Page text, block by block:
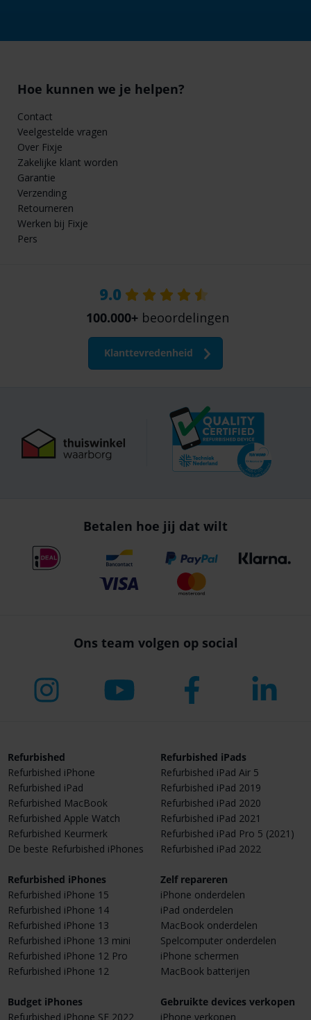
Hoe kunnen we je helpen?
Contact
Veelgestelde vragen
Over Fixje
Zakelijke klant worden
Garantie
Verzending
Retourneren
Werken bij Fixje
Pers
9.0
100.000+ beoordelingen
Klanttevredenheid
Betalen hoe jij dat wilt
Ons team volgen op social
Refurbished
Refurbished iPhone
Refurbished iPad
Refurbished MacBook
Refurbished Apple Watch
Refurbished Keurmerk
De beste Refurbished iPhones
Refurbished iPhones
Refurbished iPhone 15
Refurbished iPhone 14
Refurbished iPhone 13
Refurbished iPhone 13 mini
Refurbished iPhone 12 Pro
Refurbished iPhone 12
Budget iPhones
Refurbished iPhone SE 2022
Refurbished iPads
Refurbished iPad Air 5
Refurbished iPad 2019
Refurbished iPad 2020
Refurbished iPad 2021
Refurbished iPad Pro 5 (2021)
Refurbished iPad 2022
Zelf repareren
iPhone onderdelen
iPad onderdelen
MacBook onderdelen
Spelcomputer onderdelen
iPhone schermen
MacBook batterijen
Gebruikte devices verkopen
iPhone verkopen